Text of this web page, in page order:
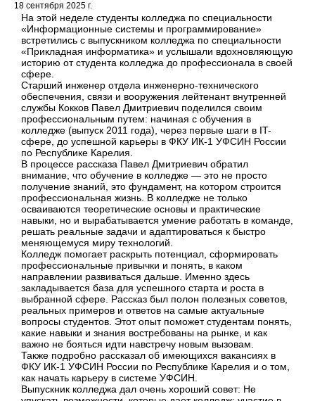
18 сентября 2025 г.
На этой неделе студенты колледжа по специальности
«Информационные системы и программирование»
встретились с выпускником колледжа по специальности
«Прикладная информатика» и услышали вдохновляющую
историю от студента колледжа до профессионала в своей
сфере.
Старший инженер отдела инженерно-технического
обеспечения, связи и вооружения лейтенант внутренней
службы Кокков Павел Дмитриевич поделился своим
профессиональным путем: начиная с обучения в
колледже (выпуск 2011 года), через первые шаги в IT-
сфере, до успешной карьеры в ФКУ ИК-1 УФСИН России
по Республике Карелия.
В процессе рассказа Павел Дмитриевич обратил
внимание, что обучение в колледже — это не просто
получение знаний, это фундамент, на котором строится
профессиональная жизнь. В колледже не только
осваиваются теоретические основы и практические
навыки, но и вырабатывается умение работать в команде,
решать реальные задачи и адаптироваться к быстро
меняющемуся миру технологий.
Колледж помогает раскрыть потенциал, сформировать
профессиональные привычки и понять, в каком
направлении развиваться дальше. Именно здесь
закладывается база для успешного старта и роста в
выбранной сфере. Рассказ был полон полезных советов,
реальных примеров и ответов на самые актуальные
вопросы студентов. Этот опыт поможет студентам понять,
какие навыки и знания востребованы на рынке, и как
важно не бояться идти навстречу новым вызовам.
Также подробно рассказал об имеющихся вакансиях в
ФКУ ИК-1 УФСИН России по Республике Карелия и о том,
как начать карьеру в системе УФСИН.
Выпускник колледжа дал очень хороший совет: Не